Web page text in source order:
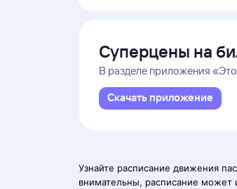
Суперцены на
В разделе приложения
Скачать приложение
Узнайте расписание движения
внимательны, расписание может